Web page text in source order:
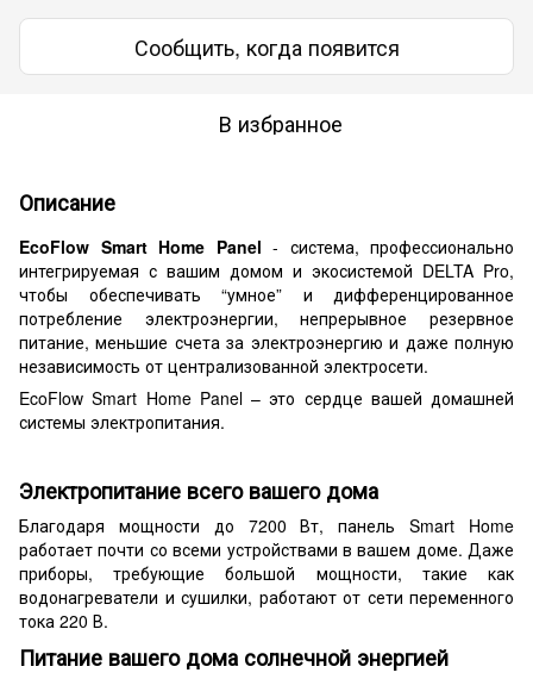
Сообщить, когда появится
В избранное
Описание
EcoFlow Smart Home Panel - система, профессионально
интегрируемая с вашим домом и экосистемой DELTA Pro,
чтобы обеспечивать “умное” и дифференцированное
потребление электроэнергии, непрерывное резервное
питание, меньшие счета за электроэнергию и даже полную
независимость от централизованной электросети.
EcoFlow Smart Home Panel – это сердце вашей домашней
системы электропитания.
Электропитание всего вашего дома
Благодаря мощности до 7200 Вт, панель Smart Home
работает почти со всеми устройствами в вашем доме. Даже
приборы, требующие большой мощности, такие как
водонагреватели и сушилки, работают от сети переменного
тока 220 В.
Питание вашего дома солнечной энергией